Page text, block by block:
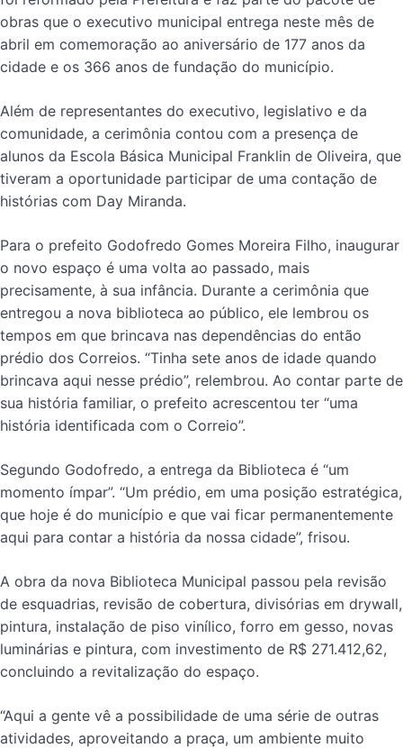
obras que o executivo municipal entrega neste mês de
abril em comemoração ao aniversário de 177 anos da
cidade e os 366 anos de fundação do município.
Além de representantes do executivo, legislativo e da
comunidade, a cerimônia contou com a presença de
alunos da Escola Básica Municipal Franklin de Oliveira, que
tiveram a oportunidade participar de uma contação de
histórias com Day Miranda.
Para o prefeito Godofredo Gomes Moreira Filho, inaugurar
o novo espaço é uma volta ao passado, mais
precisamente, à sua infância. Durante a cerimônia que
entregou a nova biblioteca ao público, ele lembrou os
tempos em que brincava nas dependências do então
prédio dos Correios. “Tinha sete anos de idade quando
brincava aqui nesse prédio”, relembrou. Ao contar parte de
sua história familiar, o prefeito acrescentou ter “uma
história identificada com o Correio”.
Segundo Godofredo, a entrega da Biblioteca é “um
momento ímpar”. “Um prédio, em uma posição estratégica,
que hoje é do município e que vai ficar permanentemente
aqui para contar a história da nossa cidade”, frisou.
A obra da nova Biblioteca Municipal passou pela revisão
de esquadrias, revisão de cobertura, divisórias em drywall,
pintura, instalação de piso vinílico, forro em gesso, novas
luminárias e pintura, com investimento de R$ 271.412,62,
concluindo a revitalização do espaço.
“Aqui a gente vê a possibilidade de uma série de outras
atividades, aproveitando a praça, um ambiente muito